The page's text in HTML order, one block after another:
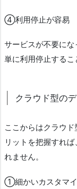
④利用停止が容易
サービスが不要に
単に利用停止する
クラウド型の
ここからはクラウ
リットを把握すれ
れません。
①細かいカスタマ